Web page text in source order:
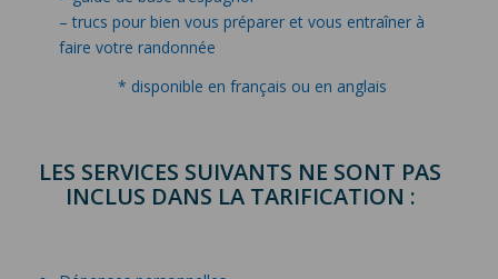
– trucs pour bien vous préparer et vous entraîner à
faire votre randonnée
* disponible en français ou en anglais
LES SERVICES SUIVANTS NE SONT PAS
INCLUS DANS LA TARIFICATION :